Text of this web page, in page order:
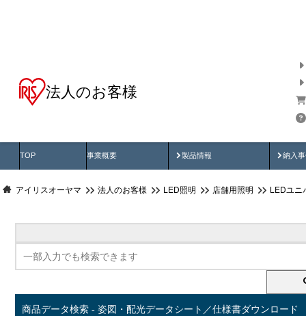
法人のお客様
TOP 事業概要 製品情報
製品動画 納入
納
アイリスオーヤマ 法人のお客様 LED照明 店舗用照明 LEDユニ
商品データ検索 - 姿図・配光データシート／仕様書ダウンロード